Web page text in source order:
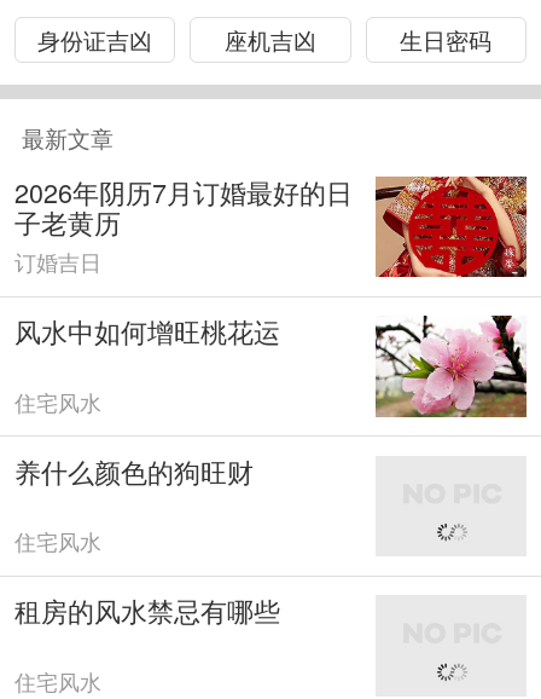
身份证吉凶 座机吉凶 生日密码
最新文章
2026年阴历7月订婚最好的日
子老黄历
订婚吉日
风水中如何增旺桃花运
住宅风水
养什么颜色的狗旺财
住宅风水
租房的风水禁忌有哪些
住宅风水